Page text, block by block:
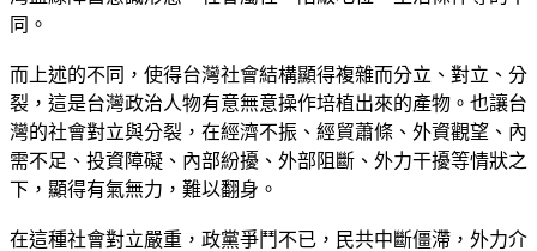
同。
而上述的不同，使得台灣社會結構顯得複雜而分立、對立、分
裂，這是台灣政治人物有意無意操作培植出來的產物。也讓台
灣的社會對立與分裂，在經濟不振、經貿蕭條、外資觀望、內
需不足、投資障礙、內部紛擾、外部阻斷、外力干擾等情狀之
下，顯得有氣無力，難以翻身。
在這種社會對立嚴重，政黨爭鬥不已，民共中斷僵滯，外力介